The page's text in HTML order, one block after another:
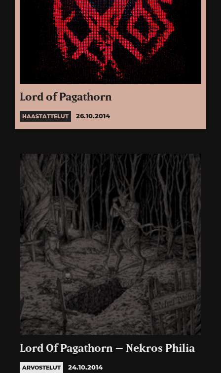
Lord of Pagathorn
HAASTATTELUT 26.10.2014
Lord Of Pagathorn – Nekros Philia
ARVOSTELUT 24.10.2014